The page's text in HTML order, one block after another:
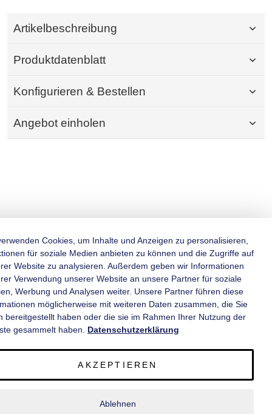
Artikelbeschreibung
Produktdatenblatt
Konfigurieren & Bestellen
Angebot einholen
KATEGORIEN
INFORMATIONEN
Cookies, um Inhalte und Anzeigen zu personalisieren,
für soziale Medien anbieten zu können und die Zugriffe auf
Website zu analysieren. Außerdem geben wir Informationen
Verwendung unserer Website an unsere Partner für soziale
Werbung und Analysen weiter. Unsere Partner führen diese
möglicherweise mit weiteren Daten zusammen, die Sie
bereitgestellt haben oder die sie im Rahmen Ihrer Nutzung der
gesammelt haben. Datenschutzerklärung
AKZEPTIEREN
Ablehnen